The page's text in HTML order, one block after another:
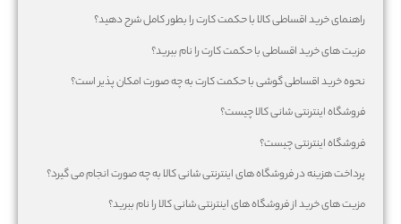
راهنمای خرید اقساطی کالا با حکمت کارت را بطور کامل شرح دهید؟
مزیت های خرید اقساطی با حکمت کارت را نام ببرید؟
نحوه خرید اقساطی گوشی با حکمت کارت به چه صورت امکان پذیر است؟
فروشگاه اینترنتی شانی کالا چیست؟
فروشگاه اینترنتی چیست؟
پرداخت هزینه در فروشگاه های اینترنتی شانی کالا به چه صورت انجام می گیرد؟
مزیت های خرید از فروشگاه های اینترنتی شانی کالا را نام ببرید؟